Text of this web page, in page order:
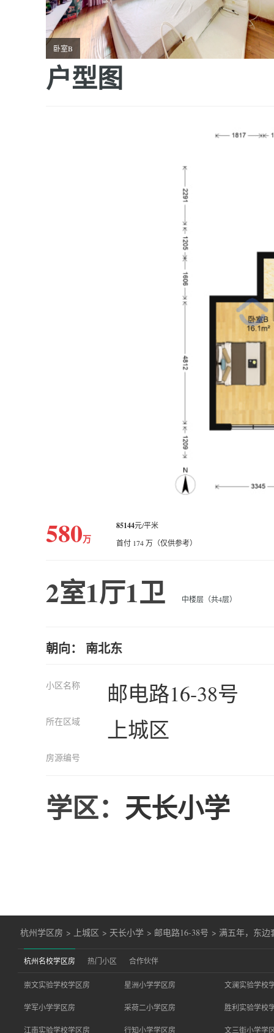
卧室B
户型图
580万
85144元/平米
首付 174 万（仅供参考）
2室1厅1卫 中楼层（共4层）
朝向： 南北东
小区名称 邮电路16-38号
所在区域 上城区
房源编号
学区： 天长小学
杭州学区房 > 上城区 > 天长小学 > 邮电路16-38号 > 满五年，东边
杭州名校学区房 热门小区 合作伙伴
崇文实验学校学区房 星洲小学学区房 文澜实验学校
学军小学学区房 采荷二小学区房 胜利实验学校
江南实验学校学区房 行知小学学区房 文三街小学学